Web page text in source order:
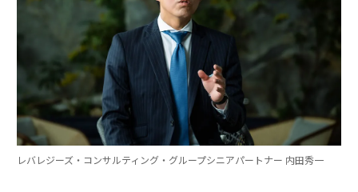
レバレジーズ・コンサルティング・グループシニアパートナー 内田秀一